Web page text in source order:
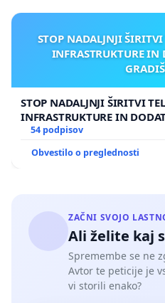
STOP NADALJNJI
INFRASTRUKTURE
STOP NADALJNJI ŠIRITVI
INFRASTRUKTURE IN
GRADIŠČAKU
54 podpisov
Obvestilo o preglednosti
ZAČNI SVOJO
Ali želite kaj
Spremembe se ne
Avtor te peticije je
vi storili enako?